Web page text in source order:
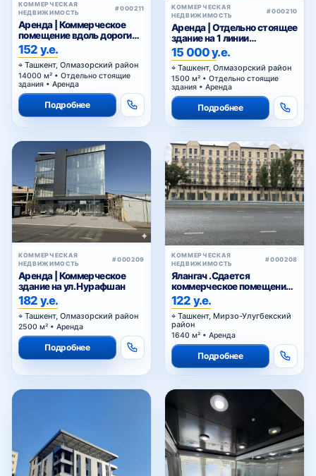
КОММЕРЧЕСКАЯ
НЕДВИЖИМОСТЬ
#000211
Аренда | Коммерческое
помещение вдоль дороги
Нурафшан
152 у.е.
Ташкент, Олмазорский район
14000 м² • Отдельно стоящие
здания • Аренда
Подробнее
КОММЕРЧЕСКАЯ
НЕДВИЖИМОСТЬ
#000210
Аренда | Отдельно стоящее
здание на 1 линии
Нурафшан
15 000 у.е.
Ташкент, Олмазорский район
1500 м² • Отдельно стоящие
здания • Аренда
Подробнее
КОММЕРЧЕСКАЯ
НЕДВИЖИМОСТЬ
#000209
Аренда | Коммерческое
здание на ул. Нурафшан
182 у.е.
Ташкент, Олмазорский район
2500 м² • Аренда
Подробнее
КОММЕРЧЕСКАЯ
НЕДВИЖИМОСТЬ
#000208
Ялангач .Сдается
коммерческое помещение
на долгий срок
122 у.е.
Ташкент, Мирзо-Улугбекский
район
1640 м² • Аренда
Подробнее